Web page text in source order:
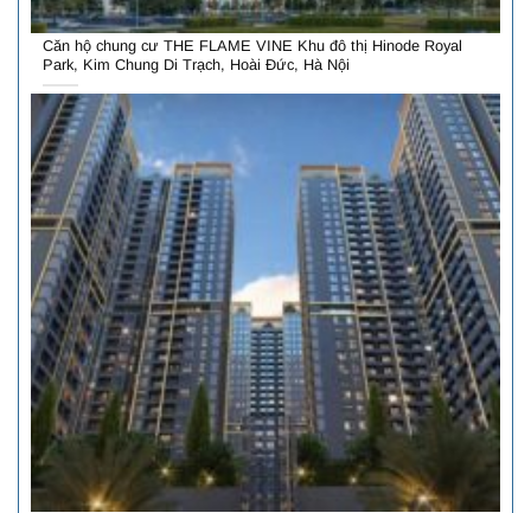
Căn hộ chung cư THE FLAME VINE Khu đô thị Hinode Royal
Park, Kim Chung Di Trạch, Hoài Đức, Hà Nội